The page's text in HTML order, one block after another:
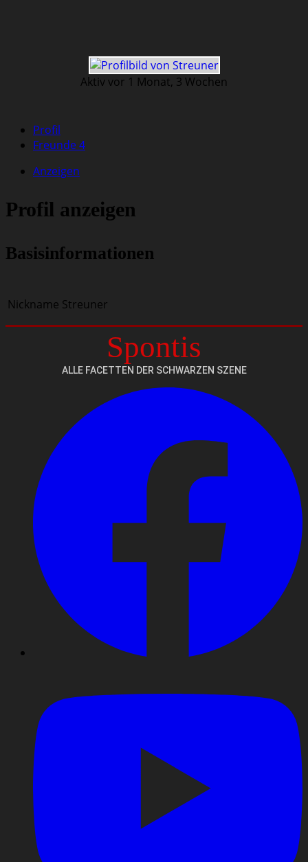
Aktiv vor 1 Monat, 3 Wochen
Profil
Freunde4
Anzeigen
Profil anzeigen
Basisinformationen
Nickname Streuner
Spontis
ALLE FACETTEN DER SCHWARZEN SZENE